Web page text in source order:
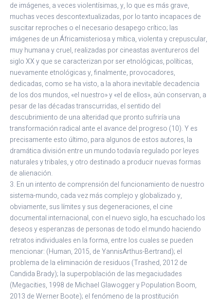
de imágenes, a veces violentísimas, y, lo que es más grave,
muchas veces descontextualizadas, por lo tanto incapaces de
suscitar reproches o el necesario desapego crítico; las
imágenes de un Áfricamisteriosa y mítica, violenta y crepuscular,
muy humana y cruel, realizadas por cineastas aventureros del
siglo XX y que se caracterizan por ser etnológicas, políticas,
nuevamente etnológicas y, finalmente, provocadores,
dedicadas, como se ha visto, a la ahora inevitable decadencia
de los dos mundos, «el nuestro» y «el de ellos», aún conservan, a
pesar de las décadas transcurridas, el sentido del
descubrimiento de una alteridad que pronto sufriría una
transformación radical ante el avance del progreso (10). Y es
precisamente esto último, para algunos de estos autores, la
dramática división entre un mundo todavía regulado por leyes
naturales y tribales, y otro destinado a producir nuevas formas
de alienación.
3. En un intento de comprensión del funcionamiento de nuestro
sistema-mundo, cada vez más complejo y globalizado y,
obviamente, sus límites y sus degeneraciones, el cine
documental internacional, con el nuevo siglo, ha escuchado los
deseos y esperanzas de personas de todo el mundo haciendo
retratos individuales en la forma, entre los cuales se pueden
mencionar: (Human, 2015, de YannisArthus-Bertrand); el
problema de la eliminación de residuos (Trashed, 2012 de
Candida Brady); la superpoblación de las megaciudades
(Megacities, 1998 de Michael Glawogger y Population Boom,
2013 de Werner Boote); el fenómeno de la prostitución